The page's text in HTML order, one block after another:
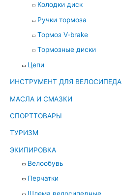
Колодки диск
Ручки тормоза
Тормоз V-brake
Тормозные диски
Цепи
ИНСТРУМЕНТ ДЛЯ ВЕЛОСИПЕДА
МАСЛА И СМАЗКИ
СПОРТТОВАРЫ
ТУРИЗМ
ЭКИПИРОВКА
Велообувь
Перчатки
Шлема велосипедные